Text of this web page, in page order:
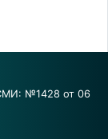
№1428 от 06